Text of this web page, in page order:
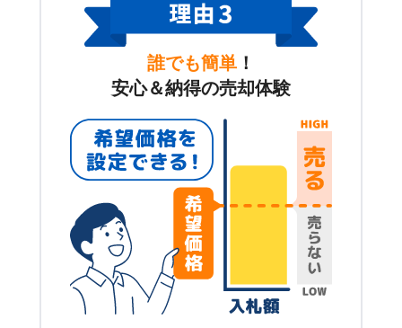
誰でも簡単 ！
安心＆納得の売却体験